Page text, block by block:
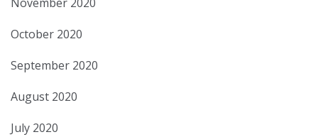
October 2020
September 2020
August 2020
July 2020